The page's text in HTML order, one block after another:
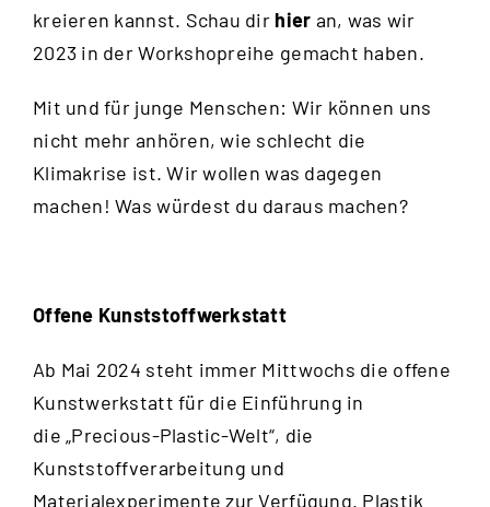
kreieren kannst. Schau dir hier an, was wir
2023 in der Workshopreihe gemacht haben.
Mit und für junge Menschen: Wir können uns
nicht mehr anhören, wie schlecht die
Klimakrise ist. Wir wollen was dagegen
machen! Was würdest du daraus machen?
Offene Kunststoffwerkstatt
Ab Mai 2024 steht immer Mittwochs die offene
Kunstwerkstatt für die Einführung in
die „Precious-Plastic-Welt“, die
Kunststoffverarbeitung und
Materialexperimente zur Verfügung. Plastik